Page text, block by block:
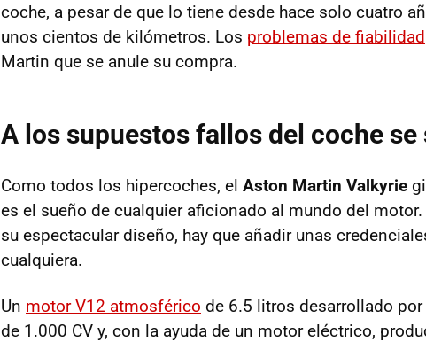
coche, a pesar de que lo tiene desde hace solo cuatro
unos cientos de kilómetros. Los problemas de fiabilidad
Martin que se anule su compra.
A los supuestos fallos del coche se
Como todos los hipercoches, el Aston Martin Valkyrie
es el sueño de cualquier aficionado al mundo del
su espectacular diseño, hay que añadir unas
cualquiera.
Un motor V12 atmosférico de 6.5 litros desarrollado
de 1.000 CV y, con la ayuda de un motor eléctrico,